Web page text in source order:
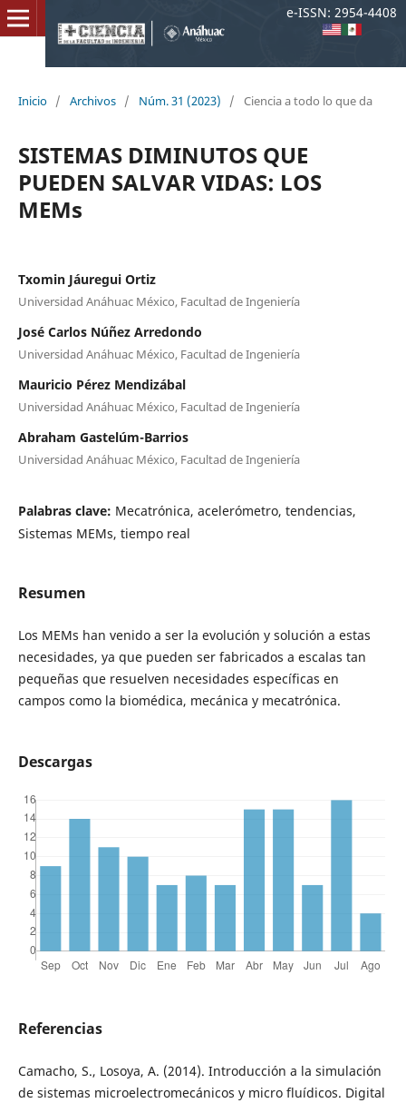
Inicio / Archivos / Núm. 31 (2023) / Ciencia a todo lo que da
SISTEMAS DIMINUTOS QUE
PUEDEN SALVAR VIDAS: LOS
MEMs
Txomin Jáuregui Ortiz
Universidad Anáhuac México, Facultad de Ingeniería
José Carlos Núñez Arredondo
Universidad Anáhuac México, Facultad de Ingeniería
Mauricio Pérez Mendizábal
Universidad Anáhuac México, Facultad de Ingeniería
Abraham Gastelúm-Barrios
Universidad Anáhuac México, Facultad de Ingeniería
Palabras clave: Mecatrónica, acelerómetro, tendencias,
Sistemas MEMs, tiempo real
Resumen
Los MEMs han venido a ser la evolución y solución a estas
necesidades, ya que pueden ser fabricados a escalas tan
pequeñas que resuelven necesidades específicas en
campos como la biomédica, mecánica y mecatrónica.
Descargas
Referencias
Camacho, S., Losoya, A. (2014). Introducción a la simulación
de sistemas microelectromecánicos y micro fluídicos. Digital
e-ISSN: 2954-4408